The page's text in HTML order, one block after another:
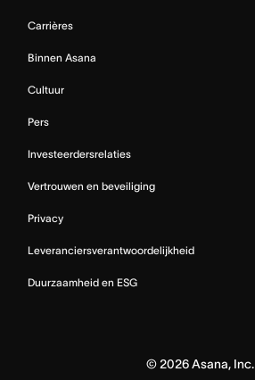
Carrières
Binnen Asana
Cultuur
Pers
Investeerdersrelaties
Vertrouwen en beveiliging
Privacy
Leveranciersverantwoordelijkheid
Duurzaamheid en ESG
© 2026Asana, Inc.